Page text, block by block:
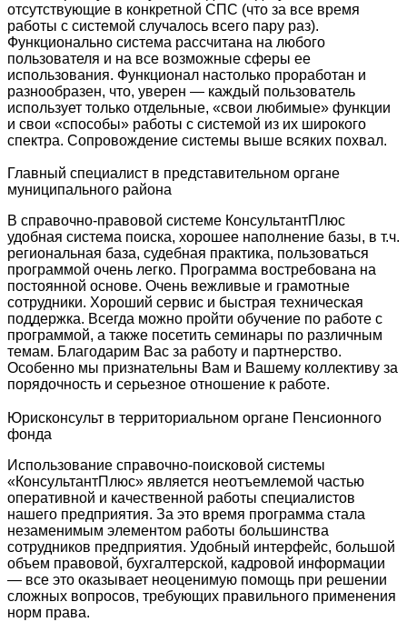
отсутствующие в конкретной СПС (что за все время
работы с системой случалось всего пару раз).
Функционально система рассчитана на любого
пользователя и на все возможные сферы ее
использования. Функционал настолько проработан и
разнообразен, что, уверен — каждый пользователь
использует только отдельные, «свои любимые» функции
и свои «способы» работы с системой из их широкого
спектра. Сопровождение системы выше всяких похвал.
Главный специалист в представительном органе
муниципального района
В справочно-правовой системе КонсультантПлюс
удобная система поиска, хорошее наполнение базы, в т.ч.
региональная база, судебная практика, пользоваться
программой очень легко. Программа востребована на
постоянной основе. Очень вежливые и грамотные
сотрудники. Хороший сервис и быстрая техническая
поддержка. Всегда можно пройти обучение по работе с
программой, а также посетить семинары по различным
темам. Благодарим Вас за работу и партнерство.
Особенно мы признательны Вам и Вашему коллективу за
порядочность и серьезное отношение к работе.
Юрисконсульт в территориальном органе Пенсионного
фонда
Использование справочно-поисковой системы
«КонсультантПлюс» является неотъемлемой частью
оперативной и качественной работы специалистов
нашего предприятия. За это время программа стала
незаменимым элементом работы большинства
сотрудников предприятия. Удобный интерфейс, большой
объем правовой, бухгалтерской, кадровой информации
— все это оказывает неоценимую помощь при решении
сложных вопросов, требующих правильного применения
норм права.